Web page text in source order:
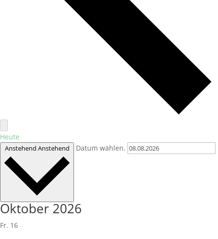
Heute
Anstehend Anstehend Datum wählen.
Oktober 2026
Fr. 16